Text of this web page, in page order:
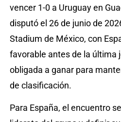
vencer 1-0 a Uruguay en
disputó el 26 de junio de
Stadium de México, con
favorable antes de la última
obligada a ganar para
de clasificación.
Para España, el encuentro